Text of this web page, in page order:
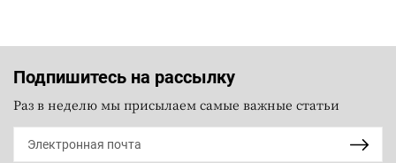
Подпишитесь на рассылку
Раз в неделю мы присылаем самые важные статьи